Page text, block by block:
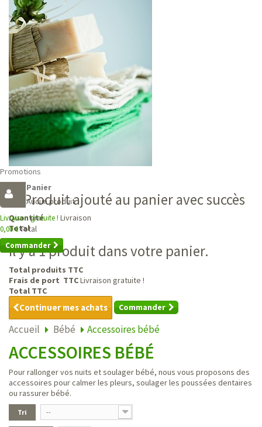
Promotions
Panier
Aucun produit
Livraison gratuite ! Livraison
0,00 €Total
Commander
Produit ajouté au panier avec succès
Quantité
Total
Il y a 1 produit dans votre panier.
Total produits TTC
Frais de port TTCLivraison gratuite !
Total TTC
Continuer mes achats Commander
Accueil Bébé Accessoires bébé
ACCESSOIRES BÉBÉ
Pour rallonger vos nuits et soulager bébé, nous vous proposons des
accessoires pour calmer les pleurs, soulager les poussées dentaires
ou rassurer bébé.
Tri --